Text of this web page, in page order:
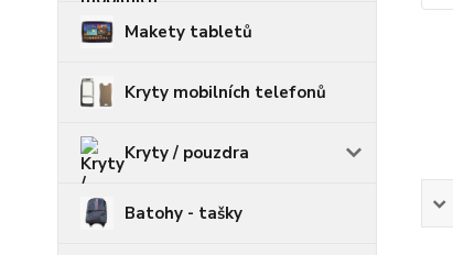
Makety tabletů
Kryty mobilních telefonů
Kryty / pouzdra
Batohy - tašky